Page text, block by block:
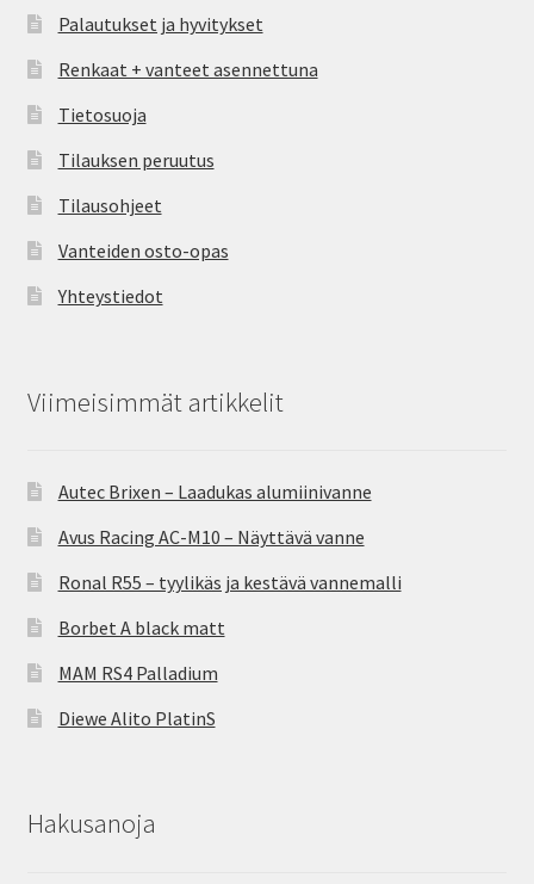
Palautukset ja hyvitykset
Renkaat + vanteet asennettuna
Tietosuoja
Tilauksen peruutus
Tilausohjeet
Vanteiden osto-opas
Yhteystiedot
Viimeisimmät artikkelit
Autec Brixen – Laadukas alumiinivanne
Avus Racing AC-M10 – Näyttävä vanne
Ronal R55 – tyylikäs ja kestävä vannemalli
Borbet A black matt
MAM RS4 Palladium
Diewe Alito PlatinS
Hakusanoja